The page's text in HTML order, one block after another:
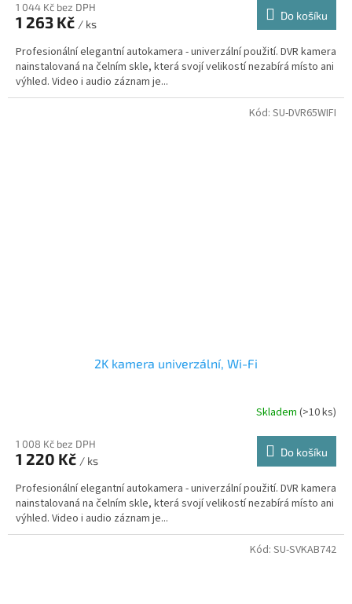
1 044 Kč bez DPH
1 263 Kč / ks
Do košíku
Profesionální elegantní autokamera - univerzální použití. DVR kamera
nainstalovaná na čelním skle, která svojí velikostí nezabírá místo ani
výhled. Video i audio záznam je...
2K kamera univerzální, Wi-Fi
Skladem (>10 ks)
1 008 Kč bez DPH
1 220 Kč / ks
Do košíku
Profesionální elegantní autokamera - univerzální použití. DVR kamera
nainstalovaná na čelním skle, která svojí velikostí nezabírá místo ani
výhled. Video i audio záznam je...
Kód: SU-DVR65WIFI
Kód: SU-SVKAB742